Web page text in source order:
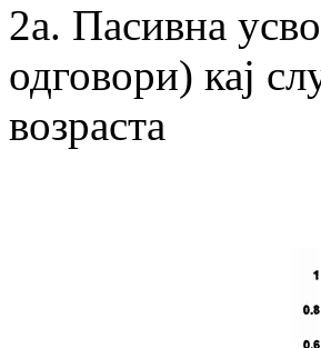
2а. Пасивна
одговори) кај
возраста